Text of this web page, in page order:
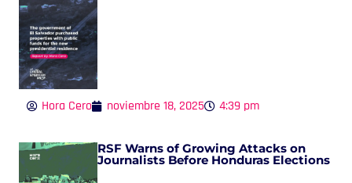
Hora Cero noviembre 18, 2025 4:39 pm
RSF Warns of Growing Attacks on
Journalists Before Honduras Elections